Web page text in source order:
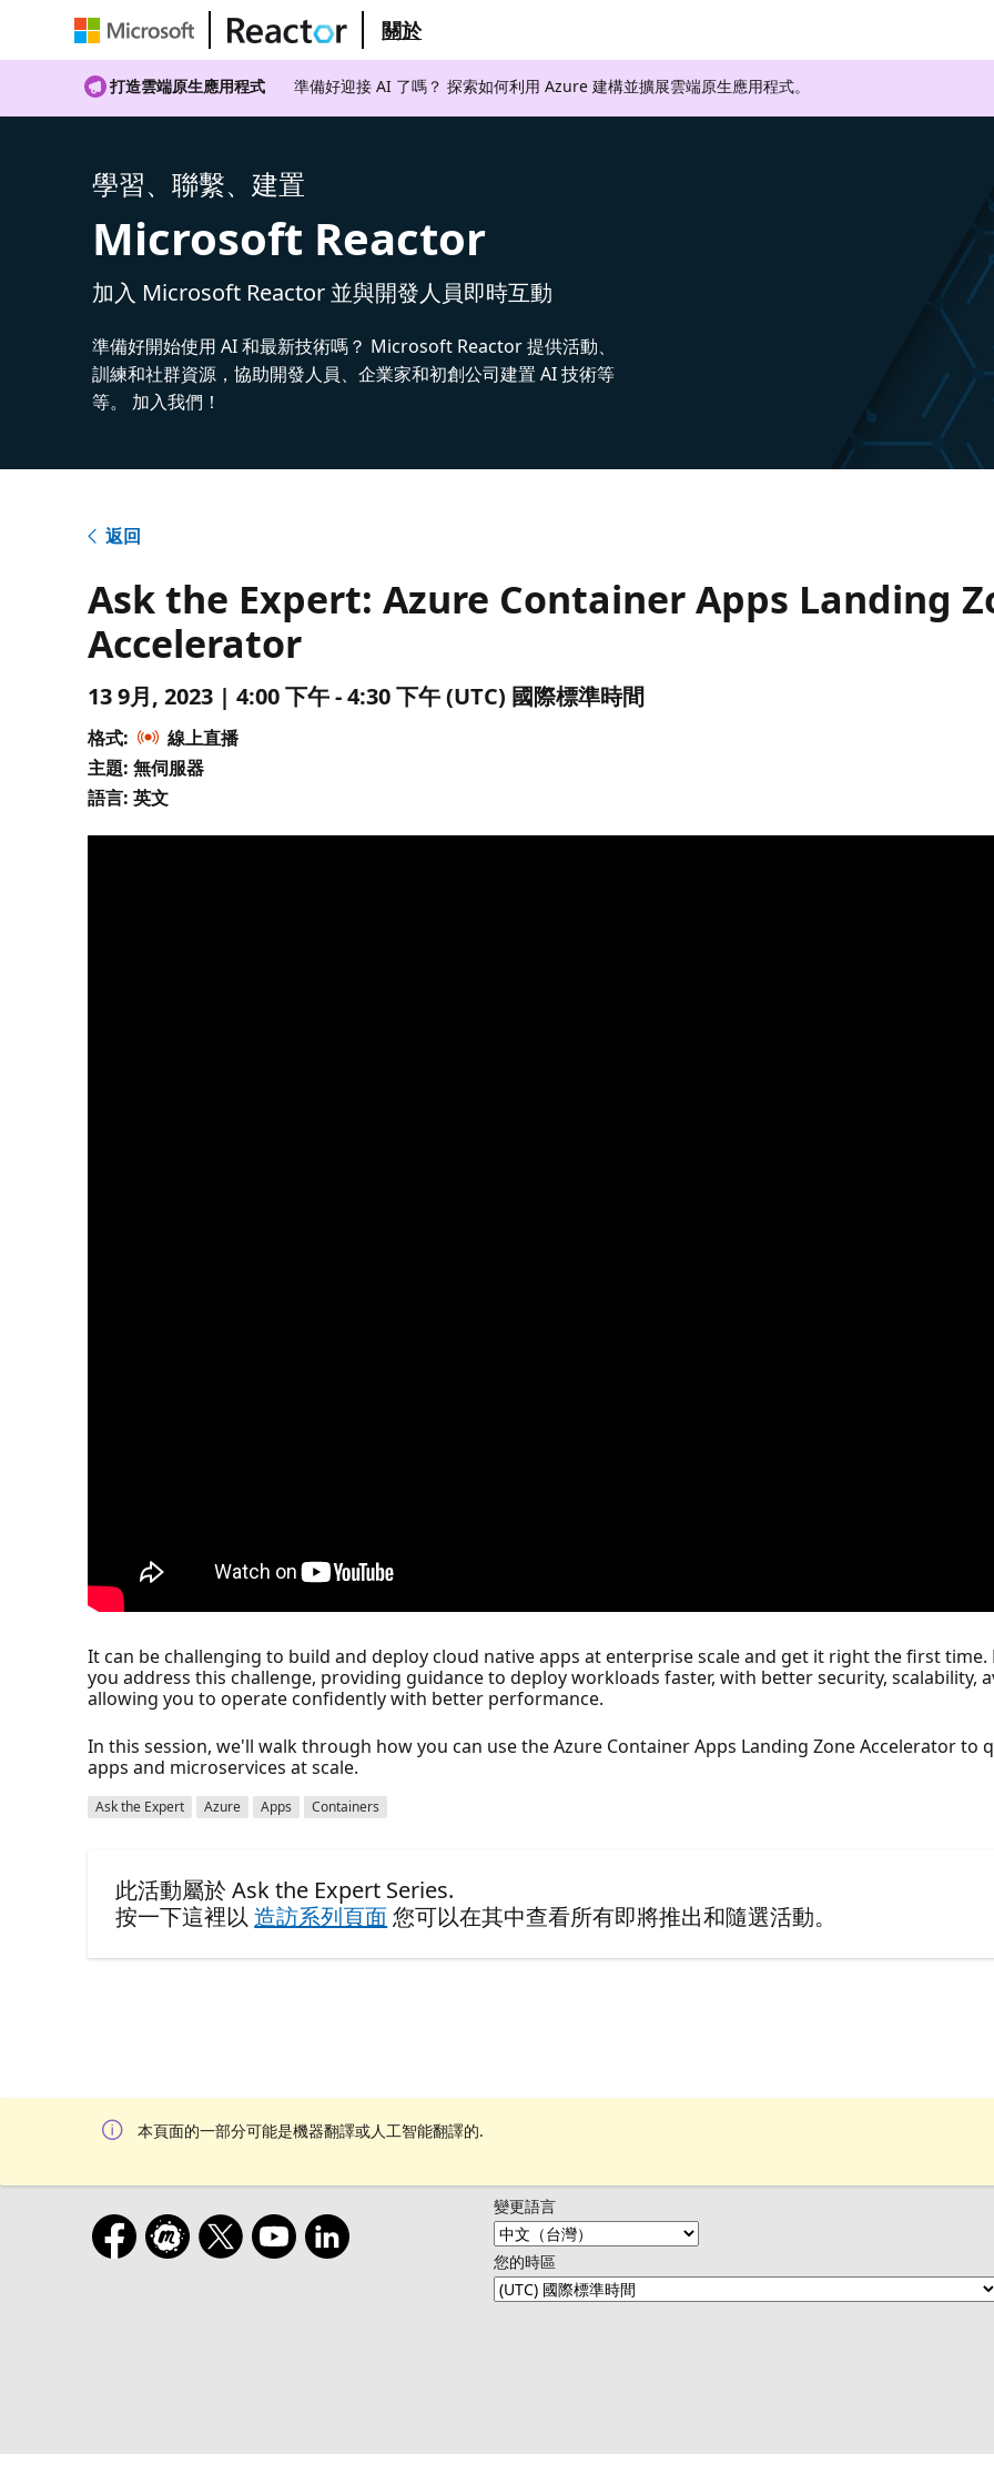
關於
打造雲端原生應用程式 準備好迎接 AI 了嗎？ 探索如何利用 Azure 建構並擴展雲端原生應用程式。
學習、聯繫、建置
Microsoft Reactor
加入 Microsoft Reactor 並與開發人員即時互動
準備好開始使用 AI 和最新技術嗎？ Microsoft Reactor 提供活動、
訓練和社群資源，協助開發人員、企業家和初創公司建置 AI 技術等
等。 加入我們！
返回
Ask the Expert: Azure Container Apps Landing
Accelerator
13 9月, 2023 | 4:00 下午 - 4:30 下午 (UTC) 國際標準時間
格式:
線上直播
主題: 無伺服器
語言: 英文
It can be challenging to build and deploy cloud native apps at enterprise scale and get it right the first time.
you address this challenge, providing guidance to deploy workloads faster, with better security, scalability,
allowing you to operate confidently with better performance.
In this session, we'll walk through how you can use the Azure Container Apps Landing Zone Accelerator to
apps and microservices at scale.
Ask the Expert Azure Apps Containers
此活動屬於 Ask the Expert Series.
按一下這裡以造訪系列頁面 您可以在其中查看所有即將推出和隨選活動。
本頁面的一部分可能是機器翻譯或人工智能翻譯的.
變更語言
您的時區